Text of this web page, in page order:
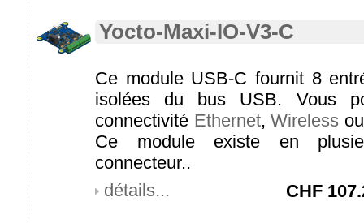
Yocto-Maxi-IO-V3-C
Ce module USB-C fournit 8
isolées du bus USB. Vous
connectivité Ethernet,Wireless
Ce module existe en
connecteur..
détails...
CHF